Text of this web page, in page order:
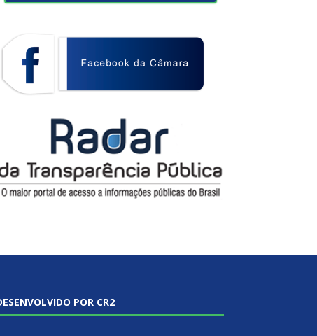
POR CR2